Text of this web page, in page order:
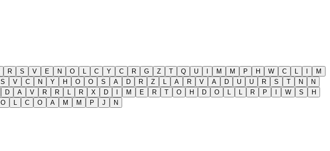
R S V E N O L C Y C R G Z T Q U I M M P H W C L I
M
S V C N Y H O O S A D R Z L A R V A D U U R S T N
N
D A V R R L R X D I M E R T O H D O L L R P I W S
H
O L C O A M M P J N